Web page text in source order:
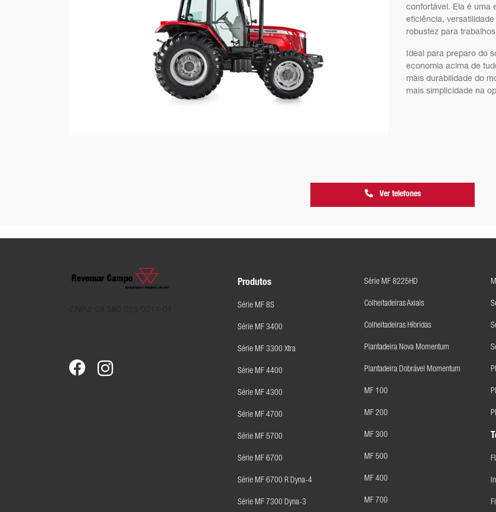
confortável. Ela é uma
eficiência,
robustez para
Ideal para preparo do
economia acima de
mais durabilidade do
mais simplicidade na
Ver telefones
Produtos
Série MF 8S
Série MF 3400
Série MF 3300 Xtra
Série MF 4400
Série MF 4300
Série MF 4700
Série MF 5700
Série MF 6700
Série MF 6700 R Dyna-4
Série MF 7300 Dyna-3
Série MF 8225HD
Colheitadeiras Axiais
Colheitadeiras Híbridas
Plantadeira Nova Momentum
Plantadeira Dobrável Momentum
MF 100
MF 200
MF 300
MF 500
MF 400
MF 700